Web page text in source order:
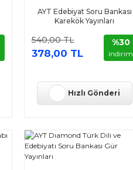
AYT Edebiyat Soru Bankası
Karekök Yayınları
540,00 TL
378,00 TL
%30
indirim
Hızlı Gönderi